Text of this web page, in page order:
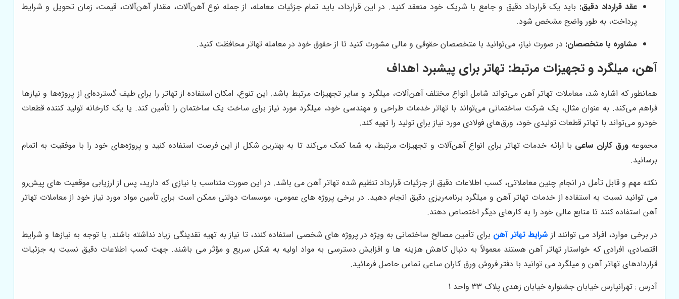
عقد قرارداد دقیق: باید یک قرارداد دقیق و جامع با شریک خود منعقد کنید. در این قرارداد، باید تمام جزئیات معامله، از جمله نوع آهن‌آلات، مقدار آهن‌آلات، قیمت، زمان تحویل و شرایط
پرداخت، به طور واضح مشخص شود.
مشاوره با متخصصان: در صورت نیاز، می‌توانید با متخصصان حقوقی و مالی مشورت کنید تا از حقوق خود در معامله تهاتر محافظت کنید.
آهن، میلگرد و تجهیزات مرتبط: تهاتر برای پیشبرد اهداف
همانطور که اشاره شد، معاملات تهاتر آهن می‌تواند شامل انواع مختلف آهن‌آلات، میلگرد و سایر تجهیزات مرتبط باشد. این تنوع، امکان استفاده از تهاتر را برای طیف گسترده‌ای از پروژه‌ها و نیازها
فراهم می‌کند. به عنوان مثال، یک شرکت ساختمانی می‌تواند با تهاتر خدمات طراحی و مهندسی خود، میلگرد مورد نیاز برای ساخت یک ساختمان را تأمین کند. یا یک کارخانه تولید کننده قطعات
خودرو می‌تواند با تهاتر قطعات تولیدی خود، ورق‌های فولادی مورد نیاز برای تولید را تهیه کند.
مجموعهورق کاران ساعی با ارائه خدمات تهاتر برای انواع آهن‌آلات و تجهیزات مرتبط، به شما کمک می‌کند تا به بهترین شکل از این فرصت استفاده کنید و پروژه‌های خود را با موفقیت به اتمام
برسانید.
نکته مهم و قابل تأمل در انجام چنین معاملاتی، کسب اطلاعات دقیق از جزئیات قرارداد تنظیم شده تهاتر آهن می باشد. در این صورت متناسب با نیازی که دارید، پس از ارزیابی موقعیت های پیش‌رو
می توانید نسبت به استفاده از خدمات تهاتر آهن و میلگرد برنامه‌ریزی دقیق انجام دهید. در برخی پروژه های عمومی، موسسات دولتی ممکن است برای تأمین مواد مورد نیاز خود از معاملات تهاتر
آهن استفاده کنند تا منابع مالی خود را به کارهای دیگر اختصاص دهند.
در برخی موارد، افراد می توانند از شرایط تهاتر آهن برای تأمین مصالح ساختمانی به ویژه در پروژه های شخصی استفاده کنند، تا نیاز به تهیه نقدینگی زیاد نداشته باشند. با توجه به نیازها و شرایط
اقتصادی، افرادی که خواستار تهاتر آهن هستند معمولاً به دنبال کاهش هزینه ها و افزایش دسترسی به مواد اولیه به شکل سریع و مؤثر می باشند. جهت کسب اطلاعات دقیق نسبت به جزئیات
قراردادهای تهاتر آهن و میلگرد می توانید با دفتر فروش ورق کاران ساعی تماس حاصل فرمائید.
آدرس : تهرانپارس خیابان جشنواره خیابان زهدی پلاک 33 واحد 1